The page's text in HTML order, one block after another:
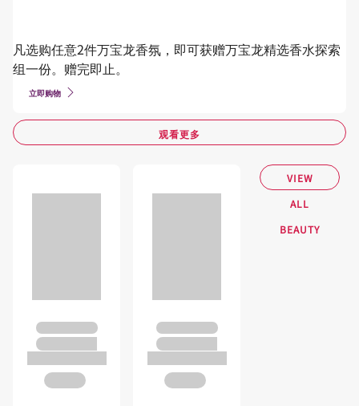
凡选购任意2件万宝龙香氛，即可获赠万宝龙精选香水探索
组一份。赠完即止。
立即购物
观看更多
VIEW
ALL
BEAUTY